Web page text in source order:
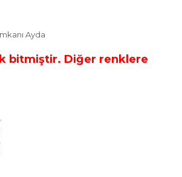
Ayda
bitmiştir. Diğer renklere